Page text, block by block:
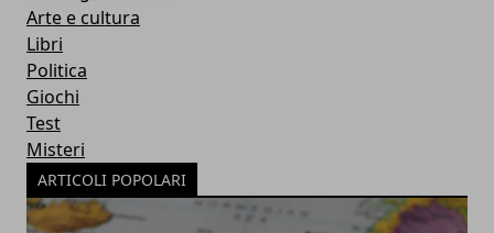
Arte e cultura
Libri
Politica
Giochi
Test
Misteri
ARTICOLI POPOLARI